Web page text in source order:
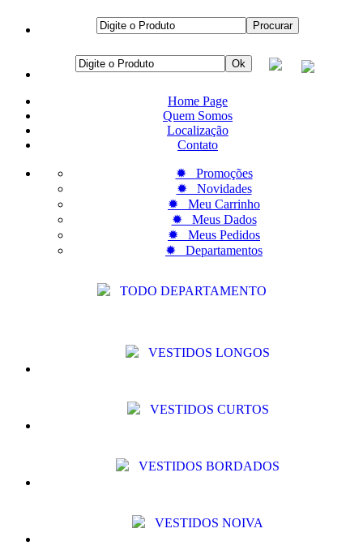
Home Page
Quem Somos
Localização
Contato
✹ Promoções
✹ Novidades
✹ Meu Carrinho
✹ Meus Dados
✹ Meus Pedidos
✹ Departamentos
TODO DEPARTAMENTO
VESTIDOS LONGOS
VESTIDOS CURTOS
VESTIDOS BORDADOS
VESTIDOS NOIVA